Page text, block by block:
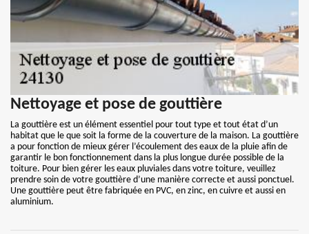
Nettoyage et pose de gouttière
La gouttière est un élément essentiel pour tout type et tout état d’un
habitat que le que soit la forme de la couverture de la maison. La gouttière
a pour fonction de mieux gérer l’écoulement des eaux de la pluie afin de
garantir le bon fonctionnement dans la plus longue durée possible de la
toiture. Pour bien gérer les eaux pluviales dans votre toiture, veuillez
prendre soin de votre gouttière d’une manière correcte et aussi ponctuel.
Une gouttière peut être fabriquée en PVC, en zinc, en cuivre et aussi en
aluminium.